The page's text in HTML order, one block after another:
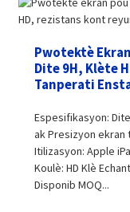
Pwotektè
Dite 9H, Klète
Tanperati
Espesifikasyon:
ak Presizyon ekran
Itilizasyon: Apple
Koulè: HD Klè
Disponib MOQ...